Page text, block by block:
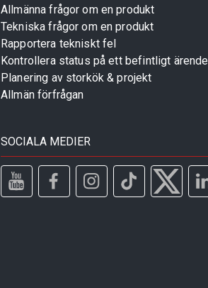
Allmänna frågor om en produkt
Tekniska frågor om en produkt
Rapportera tekniskt fel
Kontrollera status på ett befintligt ärende
Planering av storkök & projekt
Allmän förfrågan
SOCIALA MEDIER